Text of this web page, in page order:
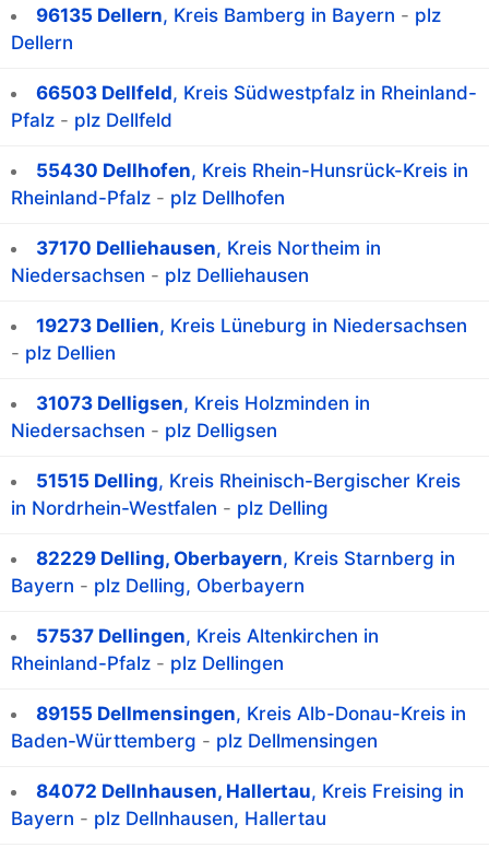
96135 Dellern, Kreis Bamberg in Bayern - plz
Dellern
66503 Dellfeld, Kreis Südwestpfalz in Rheinland-
Pfalz - plz Dellfeld
55430 Dellhofen, Kreis Rhein-Hunsrück-Kreis in
Rheinland-Pfalz - plz Dellhofen
37170 Delliehausen, Kreis Northeim in
Niedersachsen - plz Delliehausen
19273 Dellien, Kreis Lüneburg in Niedersachsen
- plz Dellien
31073 Delligsen, Kreis Holzminden in
Niedersachsen - plz Delligsen
51515 Delling, Kreis Rheinisch-Bergischer Kreis
in Nordrhein-Westfalen - plz Delling
82229 Delling, Oberbayern, Kreis Starnberg in
Bayern - plz Delling, Oberbayern
57537 Dellingen, Kreis Altenkirchen in
Rheinland-Pfalz - plz Dellingen
89155 Dellmensingen, Kreis Alb-Donau-Kreis in
Baden-Württemberg - plz Dellmensingen
84072 Dellnhausen, Hallertau, Kreis Freising in
Bayern - plz Dellnhausen, Hallertau